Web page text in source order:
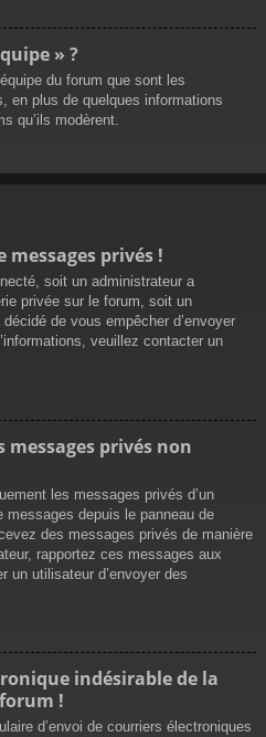
» ?
du forum que sont les
en plus de quelques informations
qu’ils modèrent.
messages privés !
soit un administrateur a
privée sur le forum, soit un
de vous empêcher d’envoyer
veuillez contacter un
messages privés non
les messages privés d’un
depuis le panneau de
des messages privés de manière
rapportez ces messages aux
un utilisateur d’envoyer des
indésirable de la
!
d’envoi de courriers électroniques